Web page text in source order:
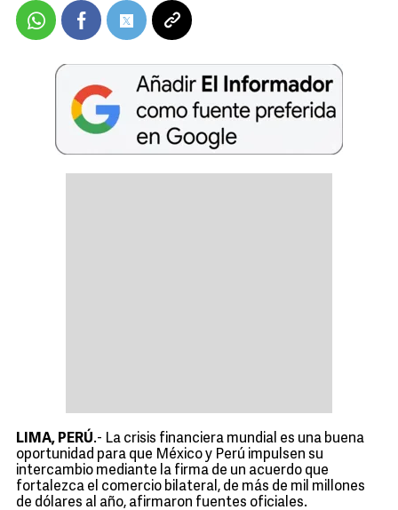
LIMA, PERÚ.- La crisis financiera mundial es una buena
oportunidad para que México y Perú impulsen su
intercambio mediante la firma de un acuerdo que
fortalezca el comercio bilateral, de más de mil millones
de dólares al año, afirmaron fuentes oficiales.